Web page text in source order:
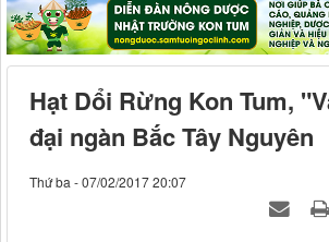
Hạt Dổi Rừng Kon Tum,
đại ngàn Bắc Tây Nguyên
Thứ ba - 07/02/2017 20:07